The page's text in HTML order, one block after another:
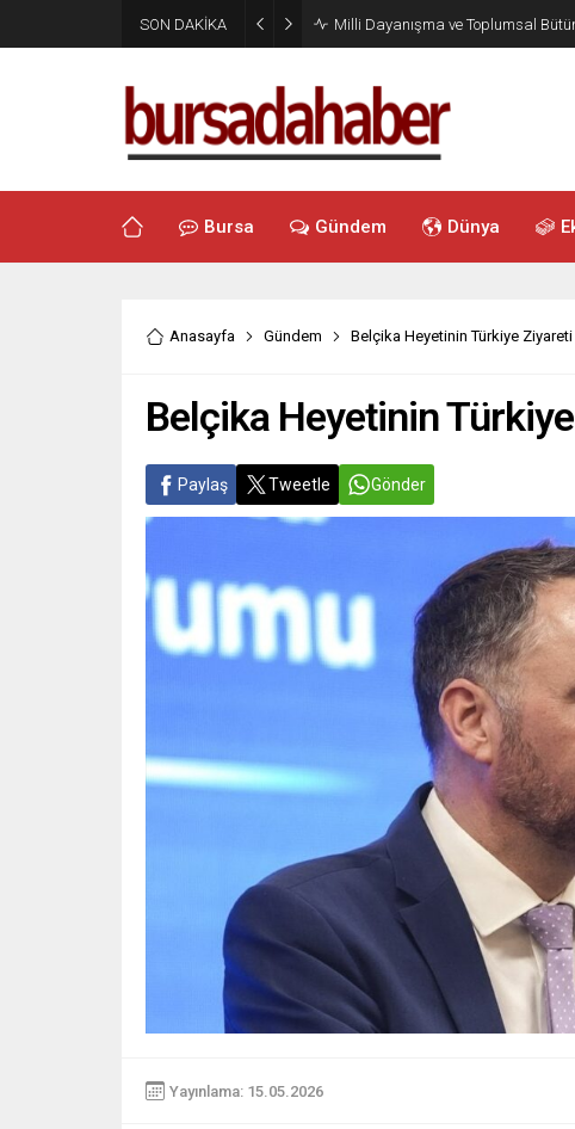
SON DAKİKA Milli Dayanışma ve Toplumsal
Bursa Gündem Dünya
Anasayfa Gündem Belçika Heyetinin Türkiye
Belçika Heyetinin
Paylaş Tweetle Gönder
Yayınlama: 15.05.2026